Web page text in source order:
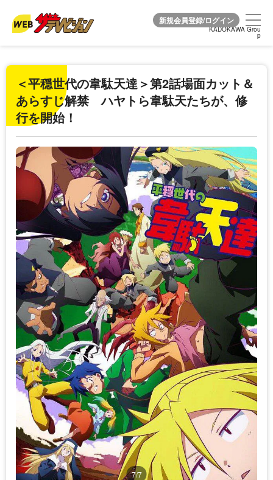
KADOKAWA Grou
p
KADOKAWA Grou
p
＜平穏世代の韋駄天達＞第2話場面カット＆
あらすじ解禁 ハヤトら韋駄天たちが、修
行を開始！
7/7